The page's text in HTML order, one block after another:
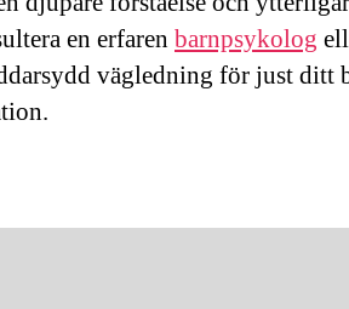
en erfaren barnpsykolog
vägledning för just ditt